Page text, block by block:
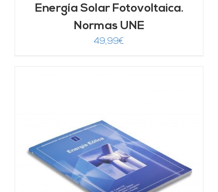
Energía Solar Fotovoltaica.
Normas UNE
49,99€